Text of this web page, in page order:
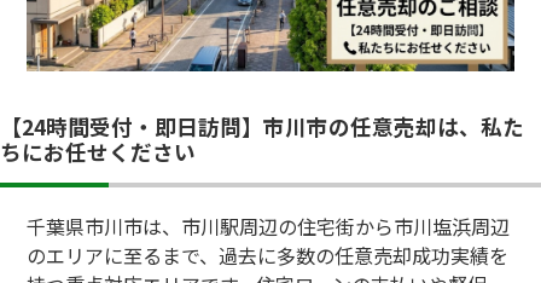
【24時間受付・即日訪問】市川市の任意売却は、私た
ちにお任せください
千葉県市川市は、市川駅周辺の住宅街から市川塩浜周辺
のエリアに至るまで、過去に多数の任意売却成功実績を